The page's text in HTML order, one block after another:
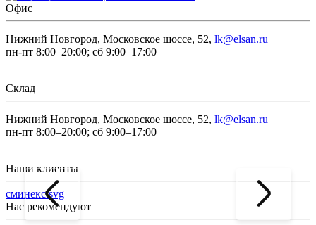
Офис
Нижний Новгород, Московское шоссе, 52, lk@elsan.ru
пн-пт 8:00–20:00; сб 9:00–17:00
Склад
Нижний Новгород, Московское шоссе, 52, lk@elsan.ru
пн-пт 8:00–20:00; сб 9:00–17:00
Наши клиенты
сминекс.svg
Нас рекомендуют